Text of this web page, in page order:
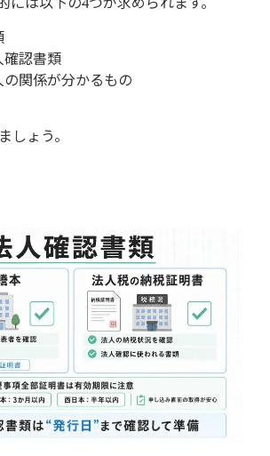
確認書類
関係が分かるもの
しょう。